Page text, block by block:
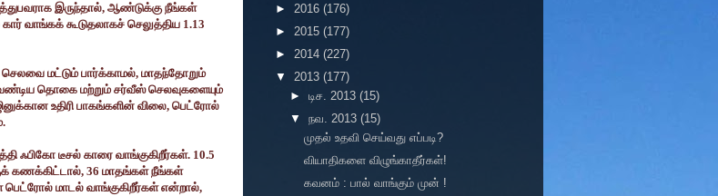
இருந்தால், ஆண்டுக்கு நீங்கள்
வாங்கக் கூடுதலாகச் செலுத்திய 1.13
மட்டும் பார்க்காமல், மாதந்தோறும்
தொகை மற்றும் சர்வீஸ் செலவுகளையும்
உதிரி பாகங்களின் விலை, பெட்ரோல்
ஃபிகோ டீசல் காரை வாங்குகிறீர்கள். 10.5
கணக்கிட்டால், 36 மாதங்கள் நீங்கள்
மாடல் வாங்குகிறீர்கள் என்றால்,
► 2016 (176)
► 2015 (177)
► 2014 (227)
▼ 2013 (177)
► டிச. 2013 (15)
▼ நவ. 2013 (15)
முதல் உதவி செய்வது எப்படி?
வியாதிகளை விழுங்காதீர்கள்!
கவனம் : பால் வாங்கும் முன் !